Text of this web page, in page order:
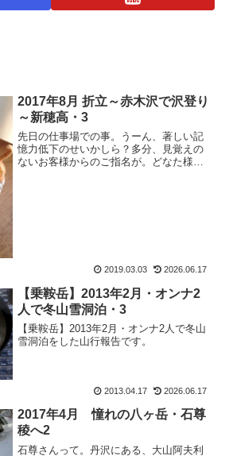
2017年8月 折立～赤木沢で沢登り
～新穂高・3
先日の仕事場での事。うーん、著しい記
憶力低下のせいかしら？多分、見覚えの
ないお客様からのご指名が。どなた様で
2019.03.03 2026.06.17
【乗鞍岳】2013年2月・オンナ2
人で冬山雪洞泊・3
【乗鞍岳】2013年2月・オンナ2人で冬山
雪洞泊をした山行報告です。
2013.04.17 2026.06.17
2017年4月 憧れの八ヶ岳・石尊
稜へ2
石尊さんって。丹沢にある、大山阿夫利